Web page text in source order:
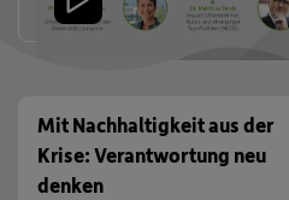
Mit Nachhaltigkeit aus der
Krise: Verantwortung neu
denken